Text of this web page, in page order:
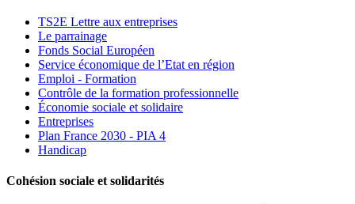
TS2E Lettre aux entreprises
Le parrainage
Fonds Social Européen
Service économique de l’Etat en région
Emploi - Formation
Contrôle de la formation professionnelle
Économie sociale et solidaire
Entreprises
Plan France 2030 - PIA 4
Handicap
Cohésion sociale et solidarités